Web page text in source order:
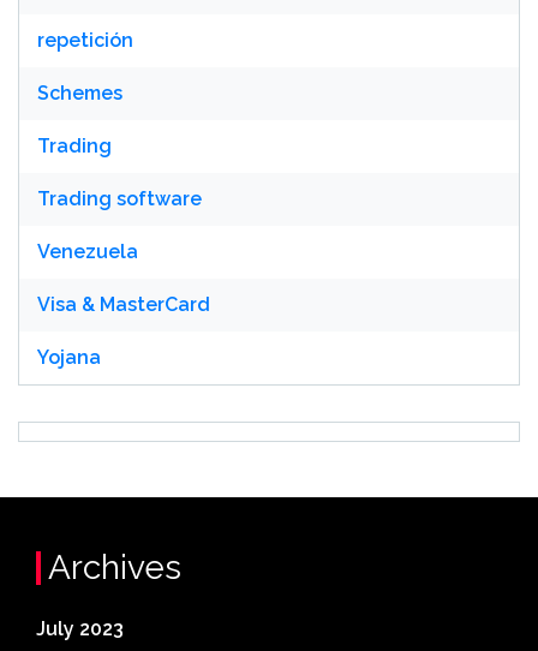
repetición
Schemes
Trading
Trading software
Venezuela
Visa & MasterCard
Yojana
Archives
July 2023